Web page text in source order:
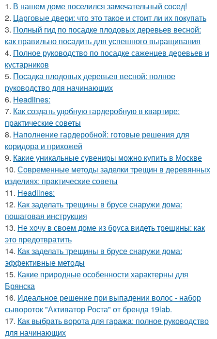
1. В нашем доме поселился замечательный сосед!
2. Царговые двери: что это такое и стоит ли их покупать
3. Полный гид по посадке плодовых деревьев весной:
как правильно посадить для успешного выращивания
4. Полное руководство по посадке саженцев деревьев и
кустарников
5. Посадка плодовых деревьев весной: полное
руководство для начинающих
6. Headlines:
7. Как создать удобную гардеробную в квартире:
практические советы
8. Наполнение гардеробной: готовые решения для
коридора и прихожей
9. Какие уникальные сувениры можно купить в Москве
10. Современные методы заделки трещин в деревянных
изделиях: практические советы
11. Headlines:
12. Как заделать трещины в брусе снаружи дома:
пошаговая инструкция
13. Не хочу в своем доме из бруса видеть трещины: как
это предотвратить
14. Как заделать трещины в брусе снаружи дома:
эффективные методы
15. Какие природные особенности характерны для
Брянска
16. Идеальное решение при выпадении волос - набор
сывороток "Активатор Роста" от бренда 19lab.
17. Как выбрать ворота для гаража: полное руководство
для начинающих